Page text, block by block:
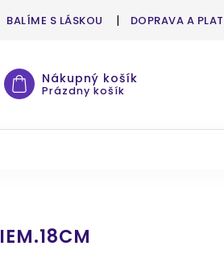
BALÍME S LÁSKOU DOPRAVA A
Nákupný košík
Prázdny košík